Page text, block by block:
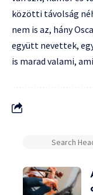
közötti távolság
nem is az, hány
együtt nevettek,
is marad valami,